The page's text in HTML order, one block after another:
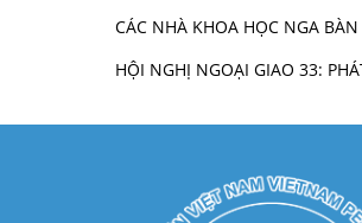
CÁC NHÀ KHOA HỌC NGA
HỘI NGHỊ NGOẠI GIAO 33: